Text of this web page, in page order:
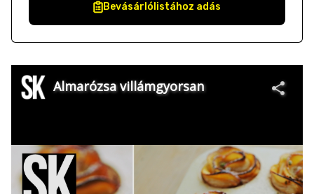
Bevásárlólistához adás